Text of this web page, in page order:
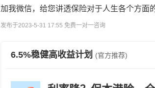
加我微信，给您讲透保险对于人生各个方面
发布于2023-5-31 17:55 免费一对一咨询
6.5%稳健高收益计划 (官方推荐)